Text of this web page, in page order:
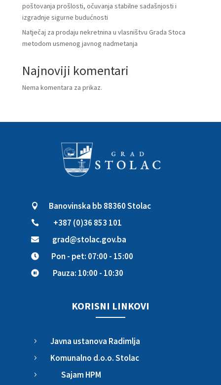
poštovanja prošlosti, očuvanja stabilne sadašnjosti i
izgradnje sigurne budućnosti
Natječaj za prodaju nekretnina u vlasništvu Grada Stoca
metodom usmenog javnog nadmetanja
Najnoviji komentari
Nema komentara za prikaz.
 Banovinska bb 88360 Stolac
 +387 (0)36 853 101
 grad@stolac.gov.ba
 Pon - pet: 07:00 - 15:00
 Pauza: 10:00 - 10:30
KORISNI LINKOVI
5 Javna ustanova Radimlja
5 Komunalno d.o.o. Stolac
5 Sajam HPM